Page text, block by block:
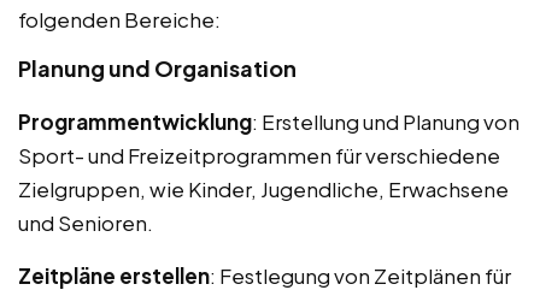
folgenden Bereiche:
Planung und Organisation
Programmentwicklung: Erstellung und Planung von
Sport- und Freizeitprogrammen für verschiedene
Zielgruppen, wie Kinder, Jugendliche, Erwachsene
und Senioren.
Zeitpläne erstellen: Festlegung von Zeitplänen für